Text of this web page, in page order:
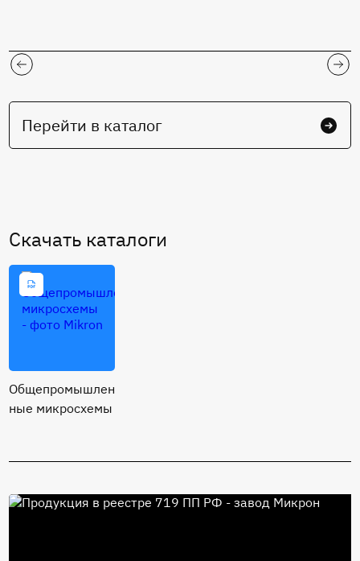
Перейти в каталог
Cкачать каталоги
Общепромышлен
ные микросхемы